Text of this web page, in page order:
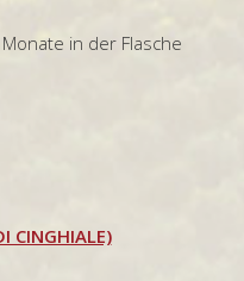
in der Flasche
CINGHIALE)